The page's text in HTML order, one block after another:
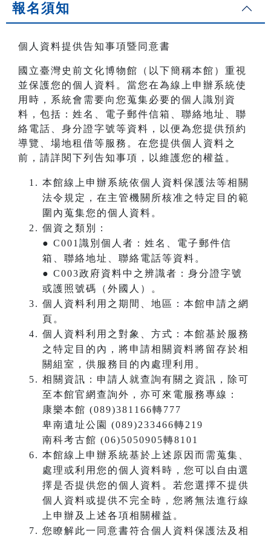
報名須知
個人資料提供告知事項暨同意書
國立臺灣史前文化博物館（以下簡稱本館）重視
並保護您的個人資料。當您在為線上申辦系統使
用時，系統會需要向您蒐集必要的個人識別資
料，包括：姓名、電子郵件信箱、聯絡地址、聯
絡電話、身分證字號等資料，以便為您提供預約
導覽、場地租借等服務。在您提供個人資料之
前，請詳閱下列告知事項，以維護您的權益。
本館線上申辦系統依個人資料保護法等相關
法令規定，在主管機關所核准之特定目的範
圍內蒐集您的個人資料。
個資之類別：
● C001識別個人者：姓名、電子郵件信
箱、聯絡地址、聯絡電話等資料。
● C003政府資料中之辨識者：身分證字號
或護照號碼（外國人）。
個人資料利用之期間、地區：本館申請之網
頁。
個人資料利用之對象、方式：本館基於服務
之特定目的內，將申請相關資料將留存於相
關組室，供服務目的內處理利用。
相關資訊：申請人就查詢有關之資訊，除可
至本館官網查詢外，亦可來電服務專線：
康樂本館 (089)381166轉777
卑南遺址公園 (089)233466轉219
南科考古館 (06)5050905轉8101
本館線上申辦系統基於上述原因而需蒐集、
處理或利用您的個人資料時，您可以自由選
擇是否提供您的個人資料。若您選擇不提供
個人資料或提供不完全時，您將無法進行線
上申辦及上述各項相關權益。
您瞭解此一同意書符合個人資料保護法及相